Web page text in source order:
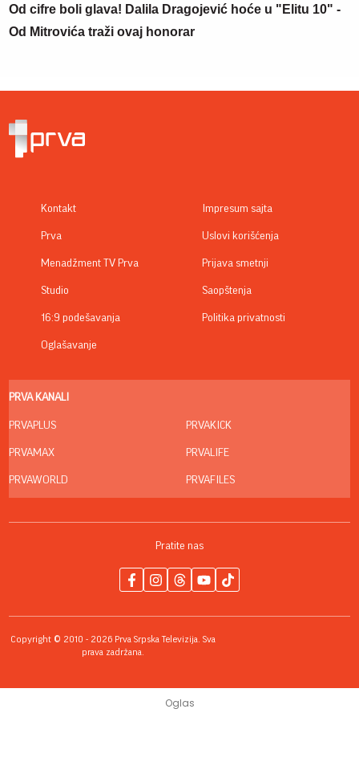
Od cifre boli glava! Dalila Dragojević hoće u "Elitu 10" -
Od Mitrovića traži ovaj honorar
Kontakt
Prva
Menadžment TV Prva
Studio
16:9 podešavanja
Oglašavanje
Impresum sajta
Uslovi korišćenja
Prijava smetnji
Saopštenja
Politika privatnosti
PRVA KANALI
PRVAPLUS
PRVAMAX
PRVAWORLD
PRVAKICK
PRVALIFE
PRVAFILES
Pratite nas
Copyright © 2010 - 2026 Prva Srpska Televizija. Sva
prava zadržana.